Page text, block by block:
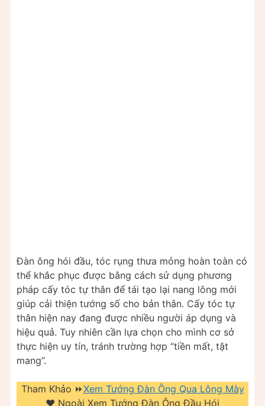
Đàn ông hói đầu, tóc rụng thưa mỏng hoàn toàn có
thể khắc phục được bằng cách sử dụng phương
pháp cấy tóc tự thân để tái tạo lại nang lông mới
giúp cải thiện tướng số cho bản thân. Cấy tóc tự
thân hiện nay đang được nhiều người áp dụng và
hiệu quả. Tuy nhiên cần lựa chọn cho mình cơ sở
thực hiện uy tín, tránh trường hợp “tiền mất, tật
mang”.
Tham Khảo ⏩Xem Tướng Đàn Ông Qua Lông Mày
❤️️ Ngoài Xem Tướng Đàn Ông Đầu Hói